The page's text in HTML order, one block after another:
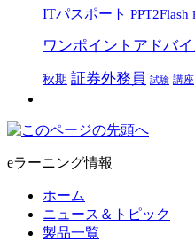
ITパスポート PPT2Flash
ワンポイントアドバイ
秋期 証券外務員 試験 講座
eラーニング情報
ホーム
ニュース＆トピック
製品一覧